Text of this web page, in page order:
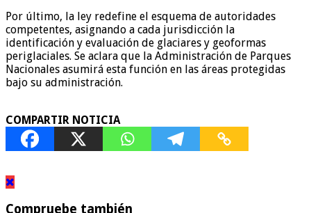
Por último, la ley redefine el esquema de autoridades
competentes, asignando a cada jurisdicción la
identificación y evaluación de glaciares y geoformas
periglaciales. Se aclara que la Administración de Parques
Nacionales asumirá esta función en las áreas protegidas
bajo su administración.
COMPARTIR NOTICIA
Compruebe también